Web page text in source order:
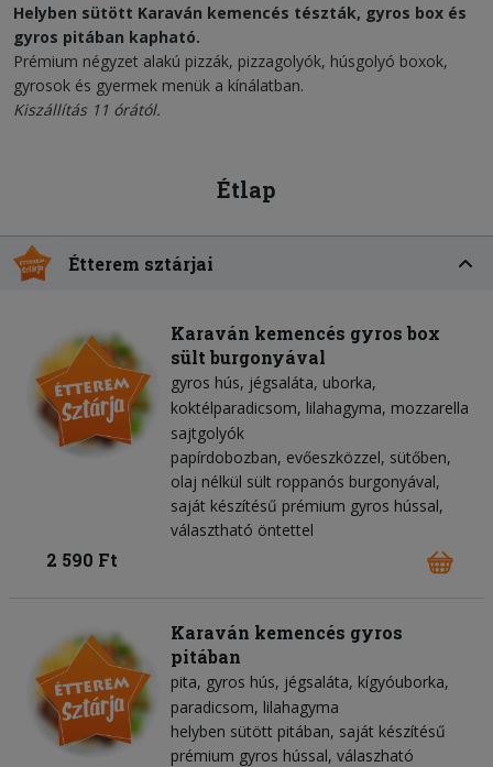
Helyben sütött Karaván kemencés tészták, gyros box és
gyros pitában kapható.
Prémium négyzet alakú pizzák, pizzagolyók, húsgolyó boxok,
gyrosok és gyermek menük a kínálatban.
Kiszállítás 11 órától.
Étlap
Étterem sztárjai
Karaván kemencés gyros box
sült burgonyával
gyros hús jégsaláta uborka
koktélparadicsom lilahagyma mozzarella
sajtgolyók
papírdobozban, evőeszközzel, sütőben,
olaj nélkül sült roppanós burgonyával,
saját készítésű prémium gyros hússal,
választható öntettel
2 590 Ft
Karaván kemencés gyros
pitában
pita gyros hús jégsaláta kígyóuborka
paradicsom lilahagyma
helyben sütött pitában, saját készítésű
prémium gyros hússal, válaszható